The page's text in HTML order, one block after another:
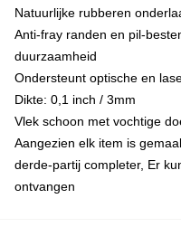
Natuurlijke rubberen
Anti-fray randen en pil-
duurzaamheid
Ondersteunt optische en
Dikte: 0,1 inch / 3mm
Vlek schoon met vochtige
Aangezien elk item is
derde-partij completer, Er
ontvangen